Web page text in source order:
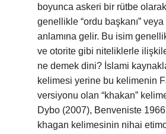
boyunca askeri bir rütbe olarak
genellikle “ordu başkanı” veya
anlamına gelir. Bu isim
ve otorite gibi niteliklerle
ne demek dini? İslami
kelimesi yerine bu kelimenin
versiyonu olan “khakan”
Dybo (2007), Benveniste
khagan kelimesinin nihai